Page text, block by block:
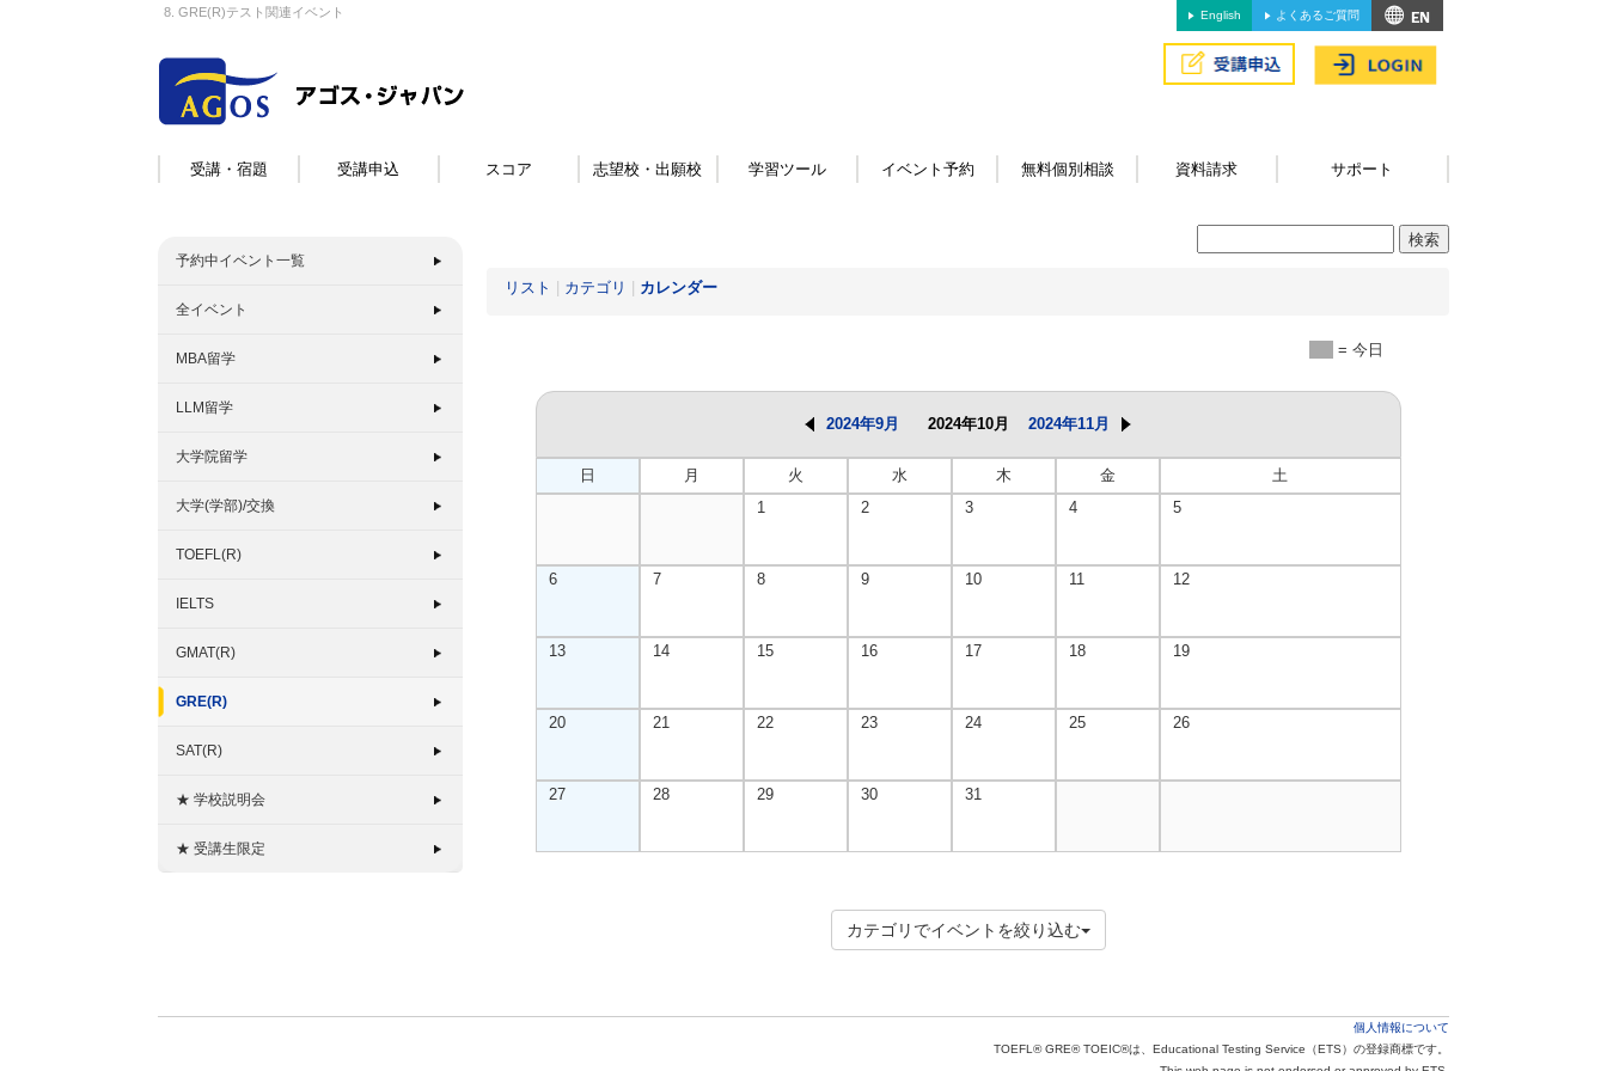
8. GRE(R)テスト関連イベント English よくあるご質問
受講・宿題 受講申込 スコア 志望校・出願校 学習ツール イベント予約 無料個別相談 資料請求 サポート
予約中イベント一覧
全イベント
MBA留学
LLM留学
大学院留学
大学(学部)/交換
TOEFL(R)
IELTS
GMAT(R)
GRE(R)
SAT(R)
★ 学校説明会
★ 受講生限定
リスト カテゴリ カレンダー
= 今日
2024年9月 2024年10月 2024年11月
日 月 火 水 木 金
土
1
2 3 4 5
6 7 8 9 10 11 12
13 14 15 16 17 18 19
20 21 22 23 24 25 26
27 28 29 30 31
カテゴリでイベントを絞り込む
個人情報について
TOEFL® GRE® TOEIC®は、Educational Testing Service（ETS）の登録商標です。